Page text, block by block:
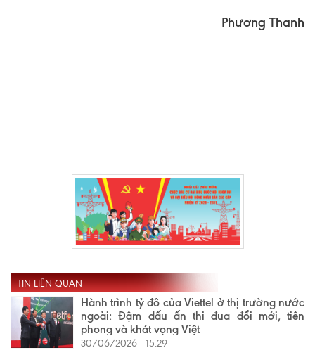
Phương Thanh
TIN LIÊN QUAN
Hành trình tỷ đô của Viettel ở thị trường nước
ngoài: Đậm dấu ấn thi đua đổi mới, tiên
phong và khát vọng Việt
30/06/2026 - 15:29